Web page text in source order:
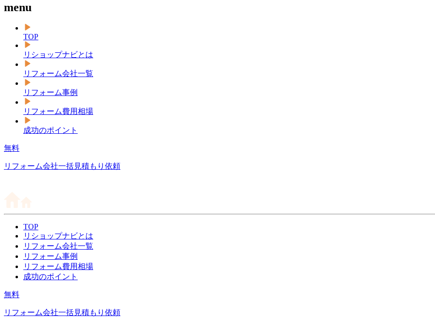
menu
TOP
リショップナビとは
リフォーム会社一覧
リフォーム事例
リフォーム費用相場
成功のポイント
無料
リフォーム会社一括見積もり依頼
TOP
リショップナビとは
リフォーム会社一覧
リフォーム事例
リフォーム費用相場
成功のポイント
無料
リフォーム会社一括見積もり依頼